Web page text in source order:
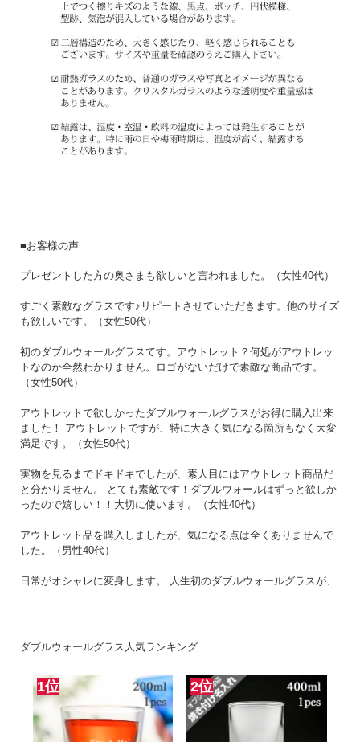
■お客様の声
プレゼントした方の奥さまも欲しいと言われました。（女性40代）
すごく素敵なグラスです♪リピートさせていただきます。他のサイズ
も欲しいです。（女性50代）
初のダブルウォールグラスてす。アウトレット？何処がアウトレッ
トなのか全然わかりません。ロゴがないだけで素敵な商品です。
（女性50代）
アウトレットで欲しかったダブルウォールグラスがお得に購入出来
ました！ アウトレットですが、特に大きく気になる箇所もなく大変
満足です。（女性50代）
実物を見るまでドキドキでしたが、素人目にはアウトレット商品だ
と分かりません。 とても素敵です！ダブルウォールはずっと欲しか
ったので嬉しい！！大切に使います。（女性40代）
アウトレット品を購入しましたが、気になる点は全くありませんで
した。（男性40代）
日常がオシャレに変身します。 人生初のダブルウォールグラスが、
グラスの紙箱の開封部が切り取れるようになっていて、 それがコー
で、紙だけどしっかりめです。 コースターまでオシャレなのか…。
まずはじめにどの飲み物を注ぐか、購入時に考えて用意していまし
た。 それはビールです。 キンキンに冷やしておきました。 レイエ
スさまレイエスさま、失礼いたします。と唱えながら注いだビール
は、いつもよりもずっとずっと美味しかったです。 次の日はアイス
ダブルウォールグラス人気ランキング
1位 2位